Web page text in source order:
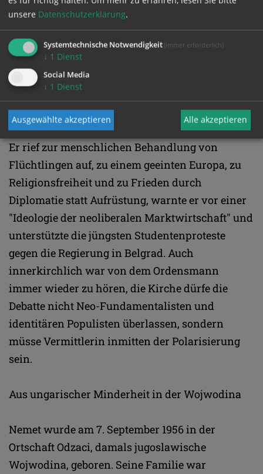
regte er bisher das Nachdenken über verstärkte
kontinentale Zusammenarbeit und Dialog der
Ortskirchen in Form einer "europäischen
Kirchenversammlung" an.
Keine Scheu hat Nemet davor, in
gesellschaftspolitischen Fragen Stellung zu
beziehen, wo dies der christliche Glaube fordert.
Er rief zur menschlichen Behandlung von
Flüchtlingen auf, zu einem geeinten Europa, zu
Religionsfreiheit und zu Frieden durch
Diplomatie statt Aufrüstung, warnte er vor einer
"Ideologie der neoliberalen Marktwirtschaft" und
unterstützte die jüngsten Studentenproteste
gegen die Regierung in Belgrad. Auch
innerkirchlich war von dem Ordensmann
immer wieder zu hören, die Kirche dürfe die
Debatte nicht Neo-Fundamentalisten und
identitären Populisten überlassen, sondern
müsse Vermittlerin inmitten der Polarisierung
sein.
Aus ungarischer Minderheit in der Wojwodina
Nemet wurde am 7. September 1956 in der
Ortschaft Odzaci, damals jugoslawische
Wojwodina, geboren. Seine Familie war
unsere Datenschutzerklärung.
Systemtechnische Notwendigkeit (immer erforderlich)
↓ 1 Dienst
Social Media
↓ 1 Dienst
Ausgewählte akzeptieren Alle akzeptieren